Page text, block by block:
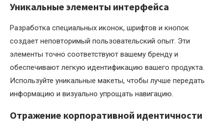
Уникальные элементы интерфейса
Разработка специальных иконок, шрифтов и кнопок
создает неповторимый пользовательский опыт. Эти
элементы точно соответствуют вашему бренду и
обеспечивают легкую идентификацию вашего продукта.
Используйте уникальные макеты, чтобы лучше передать
информацию и визуально упрощать навигацию.
Отражение корпоративной идентичности